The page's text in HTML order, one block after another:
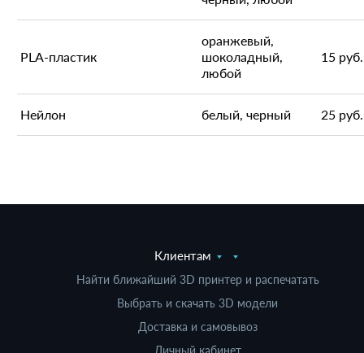
PLA-пластик
оранжевый,
шоколадный,
любой
15 руб.
Нейлон белый, черный 25 руб.
Клиентам
Найти ближайший 3D принтер и распечатать
Выбрать и скачать 3D модели
Доставка и самовывоз
Личный кабинет